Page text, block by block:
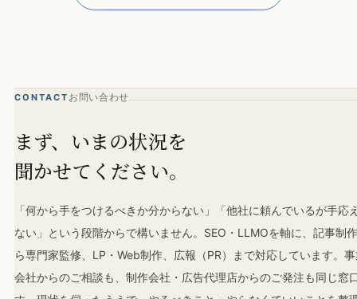
CONTACT お問い合わせ
まず、いまの状況を
聞かせてください。
「何から手をつけるべきか分からない」「他社に頼んでいるが手応
ない」という段階からで構いません。SEO・LLMOを軸に、記事制
ら専門家監修、LP・Web制作、広報（PR）まで対応しています。
会社からのご相談も、制作会社・広告代理店からのご発注も同じ窓